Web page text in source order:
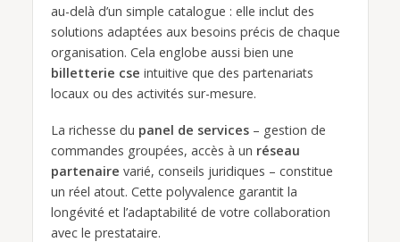
au-delà d’un simple catalogue : elle inclut des
solutions adaptées aux besoins précis de chaque
organisation. Cela englobe aussi bien une
billetterie cse intuitive que des partenariats
locaux ou des activités sur-mesure.
La richesse du panel de services– gestion de
commandes groupées, accès à un réseau
partenaire varié, conseils juridiques – constitue
un réel atout. Cette polyvalence garantit la
longévité et l’adaptabilité de votre collaboration
avec le prestataire.